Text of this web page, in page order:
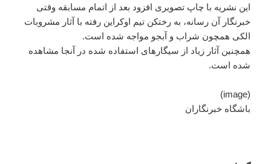
این نشریه با چاپ تصویری افزود بعد از اتمام مسابقه وقتی
خبرنگار آن رسانه، به رختکن تیم اوکراین رفته با آثار مشروبات
الکی همچون شراب و آبجو مواجه شده است.
همچنین آثار زیاد از سیگارهای استفاده شده در آنجا مشاهده
شده است.
(image)
باشگاه خبرنگاران